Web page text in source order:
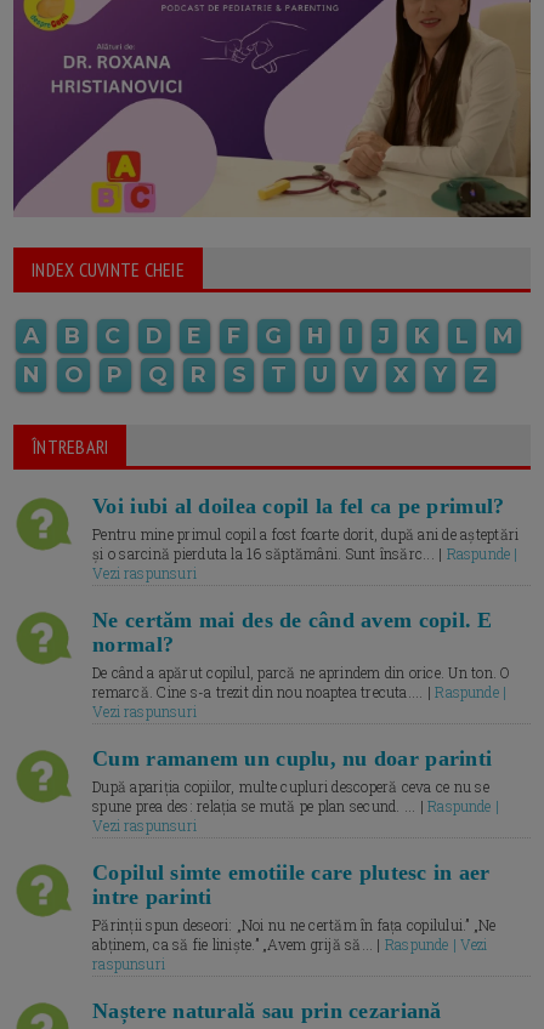
INDEX CUVINTE CHEIE
A B C D E F G H I J K L
M
N
O P Q R S T U V X Y Z
ÎNTREBARI
Voi iubi al doilea copil la fel ca pe primul?
Pentru mine primul copil a fost foarte dorit, după ani de așteptări
și o sarcină pierduta la 16 săptămâni. Sunt însărc... | Raspunde |
Vezi raspunsuri
Ne certăm mai des de când avem copil. E
normal?
De când a apărut copilul, parcă ne aprindem din orice. Un ton. O
remarcă. Cine s-a trezit din nou noaptea trecuta.... |Raspunde |
Vezi raspunsuri
Cum ramanem un cuplu, nu doar parinti
După apariția copiilor, multe cupluri descoperă ceva ce nu se
spune prea des: relația se mută pe plan secund. ... |Raspunde |
Vezi raspunsuri
Copilul simte emotiile care plutesc in aer
intre parinti
Părinții spun deseori: „Noi nu ne certăm în fața copilului.” „Ne
abținem, ca să fie liniște.” „Avem grijă să... | Raspunde | Vezi
raspunsuri
Naștere naturală sau prin cezariană